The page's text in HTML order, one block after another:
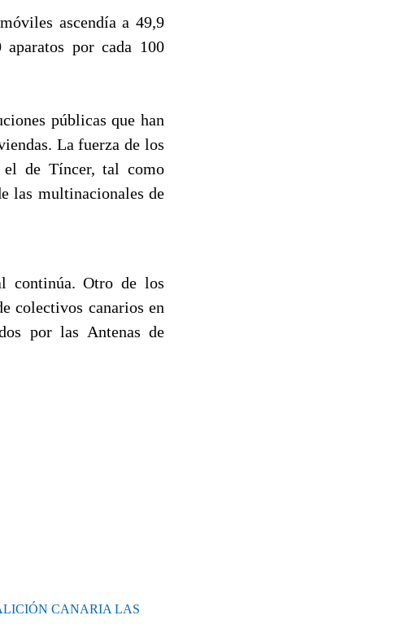
ascendía a 49,9
por cada 100
públicas que han
La fuerza de los
el de Tíncer, tal como
las multinacionales de
continúa. Otro de los
colectivos canarios en
por las Antenas de
CANARIA LAS